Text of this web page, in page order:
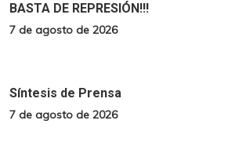
BASTA DE REPRESIÓN!!!
7 de agosto de 2026
Síntesis de Prensa
7 de agosto de 2026